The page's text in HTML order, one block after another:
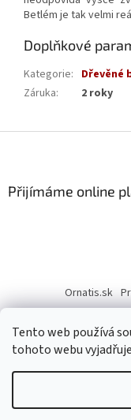
Tento web používá
tohoto webu
Betlém je tak velmi
Doplňkové
Kategorie: Dřevěné
Záruka: 2 roky
Přijímáme online
Ornatis.sk